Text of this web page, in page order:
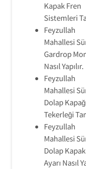
Kapak Fren
Sistemleri
Feyzullah
Mahallesi
Gardrop
Nasıl Yapılır.
Feyzullah
Mahallesi
Dolap
Tekerleği
Feyzullah
Mahallesi
Dolap Kapak
Ayarı Nasıl